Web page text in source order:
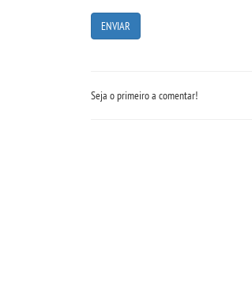
Seja o primeiro a comentar!